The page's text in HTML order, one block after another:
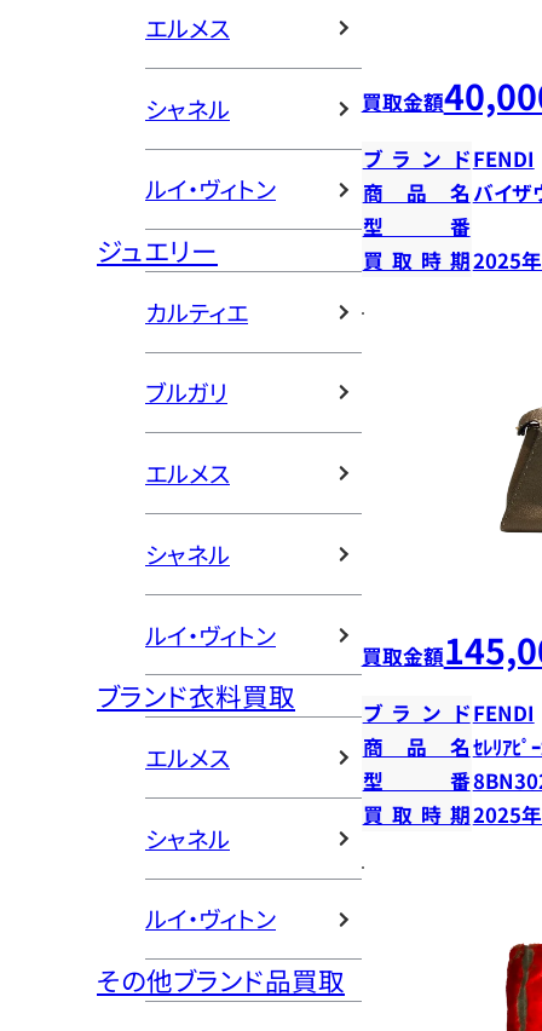
エルメス
シャネル
ルイ・ヴィトン
ジュエリー
カルティエ
ブルガリ
エルメス
シャネル
ルイ・ヴィトン
ブランド衣料買取
エルメス
シャネル
ルイ・ヴィトン
その他ブランド品買取
買取金額
ブランドFENDI
商品名バイザ
型番
買取時期2025
買取金額
ブランドFENDI
商品名ｾﾚﾘｱﾋﾟ
型番
買取時期2025